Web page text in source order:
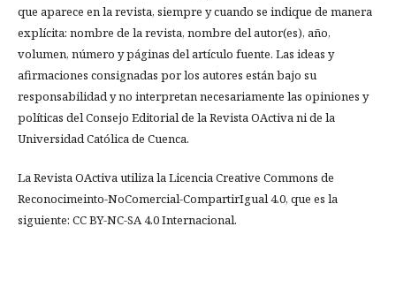
que aparece en la revista, siempre y cuando se indique de manera
explícita: nombre de la revista, nombre del autor(es), año,
volumen, número y páginas del artículo fuente. Las ideas y
afirmaciones consignadas por los autores están bajo su
responsabilidad y no interpretan necesariamente las opiniones y
políticas del Consejo Editorial de la Revista OActiva ni de la
Universidad Católica de Cuenca.
La Revista OActiva utiliza la Licencia Creative Commons de
Reconocimeinto-NoComercial-CompartirIgual 4.0, que es la
siguiente: CC BY-NC-SA 4.0 Internacional.